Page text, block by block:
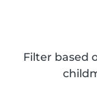
Filter based